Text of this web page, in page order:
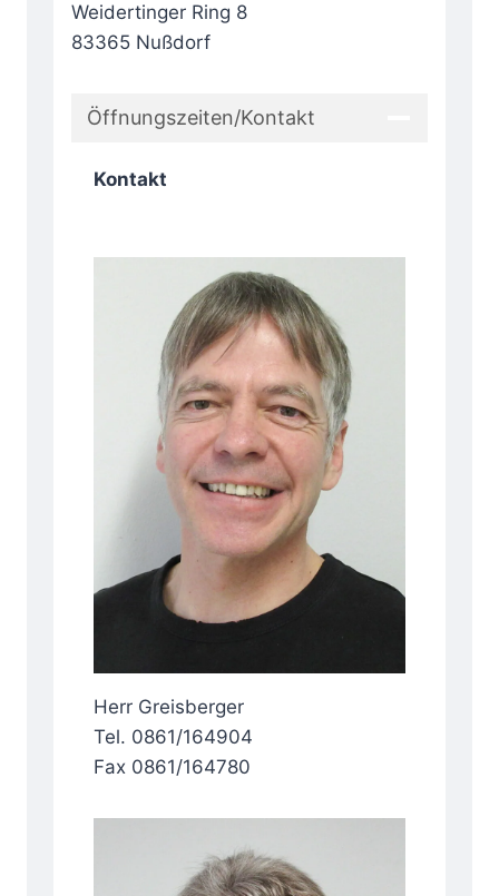
Weidertinger Ring 8
83365 Nußdorf
Öffnungszeiten/Kontakt
Kontakt
Herr Greisberger
Tel. 0861/164904
Fax 0861/164780